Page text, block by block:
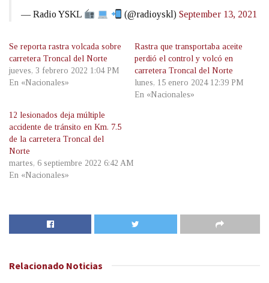
— Radio YSKL (@radioyskl) September 13, 2021
Se reporta rastra volcada sobre
carretera Troncal del Norte
jueves, 3 febrero 2022 1:04 PM
En «Nacionales»
Rastra que transportaba aceite
perdió el control y volcó en
carretera Troncal del Norte
lunes, 15 enero 2024 12:39 PM
En «Nacionales»
12 lesionados deja múltiple
accidente de tránsito en Km. 7.5
de la carretera Troncal del
Norte
martes, 6 septiembre 2022 6:42 AM
En «Nacionales»
Relacionado Noticias